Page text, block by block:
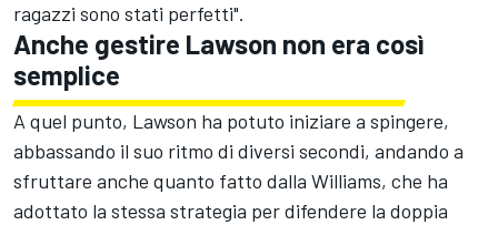
ragazzi sono stati perfetti".
Anche gestire Lawson non era così
semplice
A quel punto, Lawson ha potuto iniziare a spingere,
abbassando il suo ritmo di diversi secondi, andando a
sfruttare anche quanto fatto dalla Williams, che ha
adottato la stessa strategia per difendere la doppia